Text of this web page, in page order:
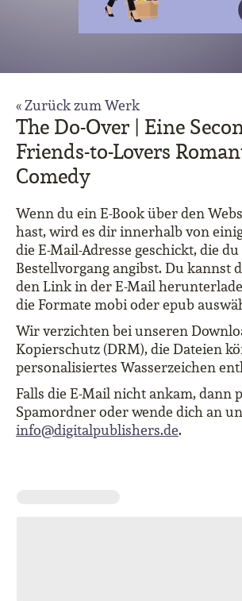
« Zurück zum Werk
The Do-Over | Eine
Friends-to-Lovers
Comedy
Wenn du ein E-Book über den
hast, wird es dir innerhalb von
die E-Mail-Adresse geschickt, die
Bestellvorgang angibst. Du kannst
den Link in der E-Mail
die Formate mobi oder epub
Wir verzichten bei unseren
Kopierschutz (DRM), die Dateien
personalisiertes Wasserzeichen
Falls die E-Mail nicht ankam, dann
Spamordner oder wende dich an
info@digitalpublishers.de.